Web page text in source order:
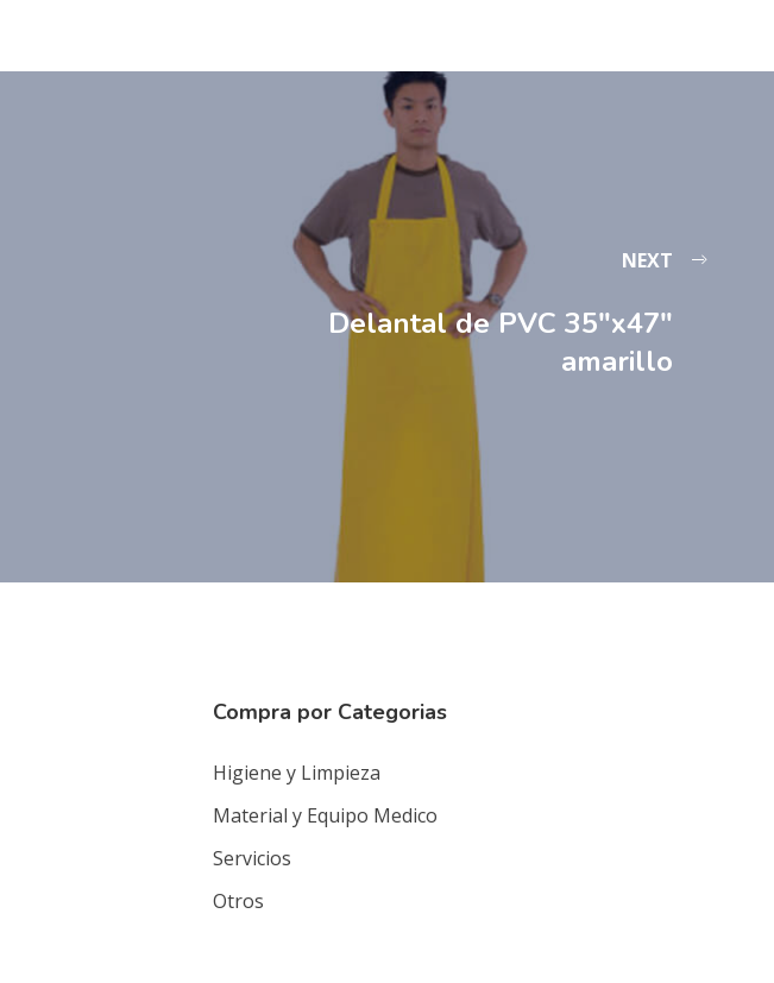
NEXT
Delantal de PVC 35″x47″
amarillo
Compra por Categorias
Higiene y Limpieza
Material y Equipo Medico
Servicios
Otros